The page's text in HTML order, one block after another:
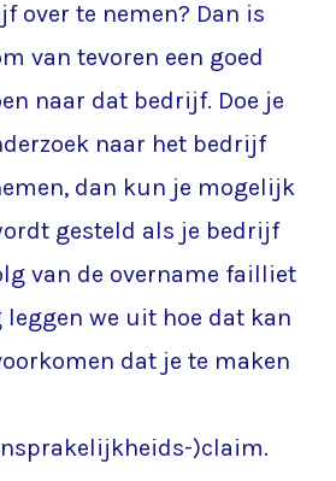
over te nemen? Dan is
van tevoren een goed
naar dat bedrijf. Doe je
naar het bedrijf
dan kun je mogelijk
gesteld als je bedrijf
van de overname failliet
we uit hoe dat kan
dat je te maken
)claim.